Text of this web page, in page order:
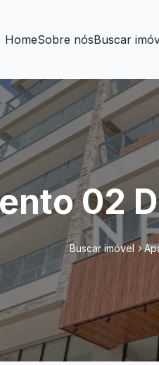
HomeSobre nósBuscar
02
Buscar imóvel